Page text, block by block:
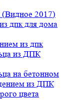
(Видное 2017)
дпк для дома
из дпк
из ДПК
на бетонном
из ДПК
цвета